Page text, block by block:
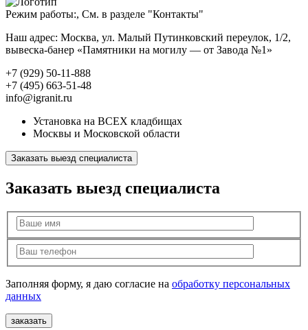
Режим работы:, См. в разделе "Контакты"
Наш адрес: Москва, ул. Малый Путинковский переулок, 1/2,
вывеска-банер «Памятники на могилу — от Завода №1»
+7 (929) 50-11-888
+7 (495) 663-51-48
info@igranit.ru
Установка на ВСЕХ кладбищах
Москвы и Московской области
Заказать выезд специалиста
Заказать выезд специалиста
Заполняя форму, я даю согласие на обработку персональных
данных